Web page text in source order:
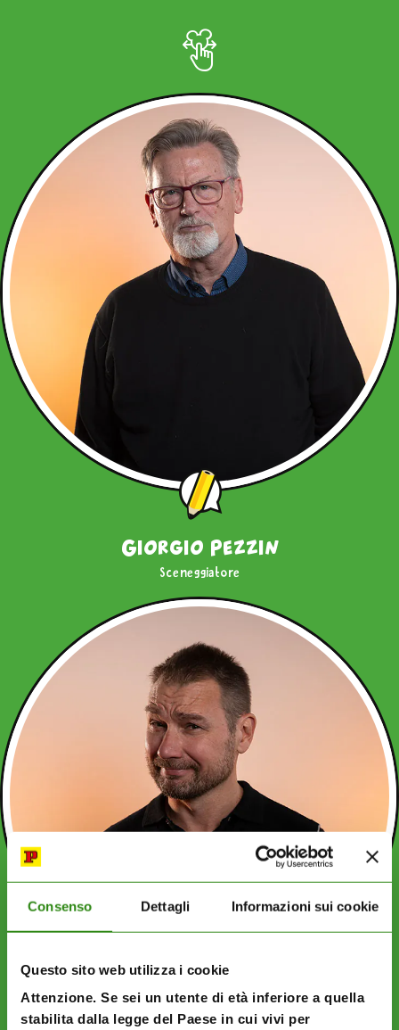
Consenso Dettagli Informazioni sui cookie
Questo sito web utilizza i cookie
Attenzione. Se sei un utente di età inferiore a quella
stabilita dalla legge del Paese in cui vivi per
Giorgio Pezzin
Sceneggiatore